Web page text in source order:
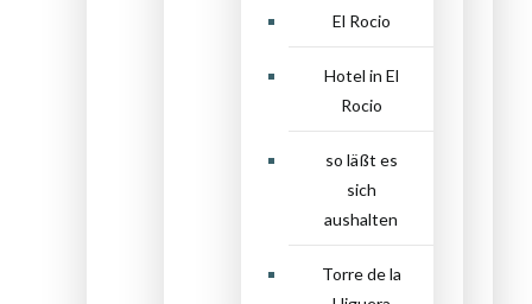
El Rocio
Hotel in El
Rocio
so läßt es
sich
aushalten
Torre de la